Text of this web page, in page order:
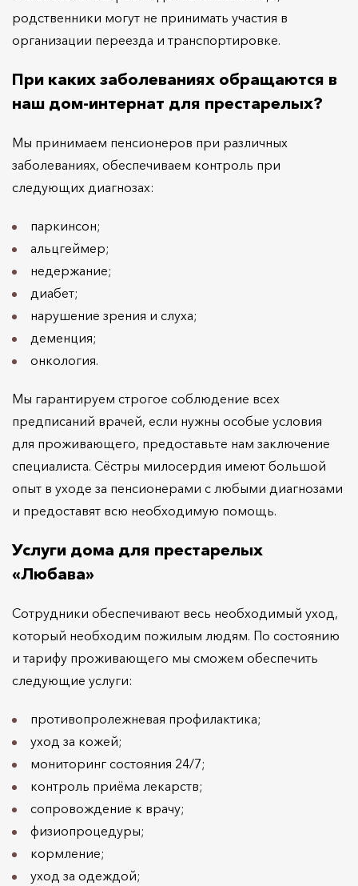
родственники могут не принимать участия в
организации переезда и транспортировке.
При каких заболеваниях обращаются в
наш дом-интернат для престарелых?
Мы принимаем пенсионеров при различных
заболеваниях, обеспечиваем контроль при
следующих диагнозах:
паркинсон;
альцгеймер;
недержание;
диабет;
нарушение зрения и слуха;
деменция;
онкология.
Мы гарантируем строгое соблюдение всех
предписаний врачей, если нужны особые условия
для проживающего, предоставьте нам заключение
специалиста. Сёстры милосердия имеют большой
опыт в уходе за пенсионерами с любыми диагнозами
и предоставят всю необходимую помощь.
Услуги дома для престарелых
«Любава»
Сотрудники обеспечивают весь необходимый уход,
который необходим пожилым людям. По состоянию
и тарифу проживающего мы сможем обеспечить
следующие услуги:
противопролежневая профилактика;
уход за кожей;
мониторинг состояния 24/7;
контроль приёма лекарств;
сопровождение к врачу;
физиопроцедуры;
кормление;
уход за одеждой;